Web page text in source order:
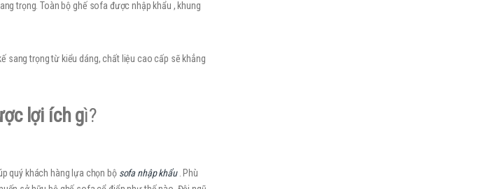
trọng. Toàn bộ ghế sofa được nhập khẩu , khung
sang trọng từ kiểu dáng, chất liệu cao cấp sẽ khẳng
lợi ích gì?
quý khách hàng lựa chọn bộ sofa nhập khẩu . Phù